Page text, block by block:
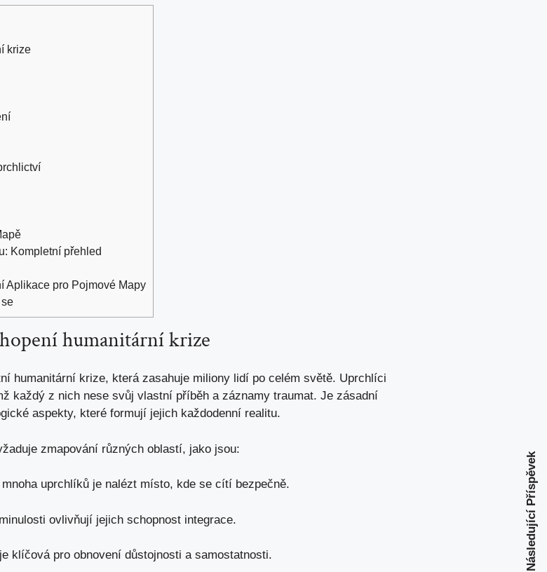
krize
Kompletní přehled
Aplikace pro Pojmové Mapy
humanitární krize
humanitární krize, která zasahuje miliony lidí po celém světě. Uprchlíci
každý z nich nese svůj vlastní příběh a záznamy traumat. Je zásadní
aspekty, které formují jejich každodenní realitu.
zmapování různých oblastí, jako jsou:
uprchlíků je nalézt místo, kde se cítí bezpečně.
ovlivňují jejich schopnost integrace.
klíčová pro obnovení důstojnosti a samostatnosti. Následující Příspěvek